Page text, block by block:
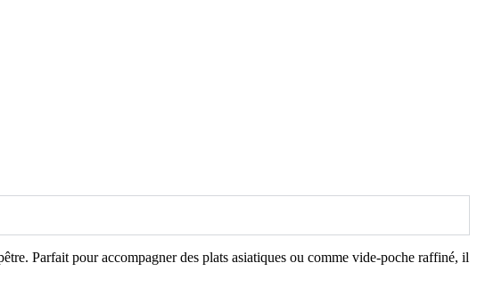
Parfait pour accompagner des plats asiatiques ou comme vide-poche raffiné, il